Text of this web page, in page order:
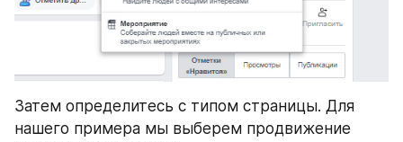
Затем определитесь с типом страницы. Для
нашего примера мы выберем продвижение